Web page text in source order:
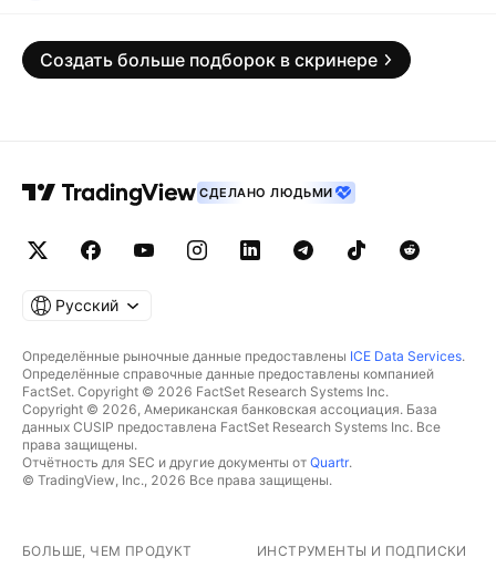
Создать больше подборок в скринере
СДЕЛАНО ЛЮДЬМИ
Русский
Определённые рыночные данные предоставлены ICE Data Services.
Определённые справочные данные предоставлены компанией
FactSet. Copyright © 2026 FactSet Research Systems Inc.
Copyright © 2026, Американская банковская ассоциация. База
данных CUSIP предоставлена FactSet Research Systems Inc. Все
права защищены.
Отчётность для SEC и другие документы от Quartr.
© TradingView, Inc., 2026 Все права защищены.
БОЛЬШЕ, ЧЕМ ПРОДУКТ ИНСТРУМЕНТЫ И ПОДПИСКИ